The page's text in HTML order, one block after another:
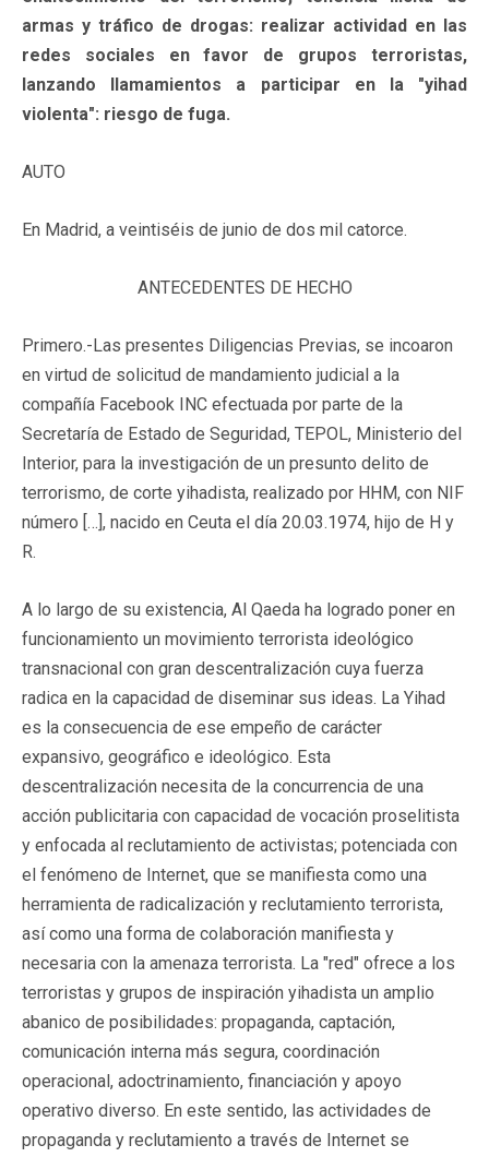
armas y tráfico de drogas: realizar actividad en las
redes sociales en favor de grupos terroristas,
lanzando llamamientos a participar en la "yihad
violenta": riesgo de fuga.
AUTO
En Madrid, a veintiséis de junio de dos mil catorce.
ANTECEDENTES DE HECHO
Primero.-Las presentes Diligencias Previas, se incoaron
en virtud de solicitud de mandamiento judicial a la
compañía Facebook INC efectuada por parte de la
Secretaría de Estado de Seguridad, TEPOL, Ministerio del
Interior, para la investigación de un presunto delito de
terrorismo, de corte yihadista, realizado por HHM, con NIF
número […], nacido en Ceuta el día 20.03.1974, hijo de H y
R.
A lo largo de su existencia, Al Qaeda ha logrado poner en
funcionamiento un movimiento terrorista ideológico
transnacional con gran descentralización cuya fuerza
radica en la capacidad de diseminar sus ideas. La Yihad
es la consecuencia de ese empeño de carácter
expansivo, geográfico e ideológico. Esta
descentralización necesita de la concurrencia de una
acción publicitaria con capacidad de vocación proselitista
y enfocada al reclutamiento de activistas; potenciada con
el fenómeno de Internet, que se manifiesta como una
herramienta de radicalización y reclutamiento terrorista,
así como una forma de colaboración manifiesta y
necesaria con la amenaza terrorista. La "red" ofrece a los
terroristas y grupos de inspiración yihadista un amplio
abanico de posibilidades: propaganda, captación,
comunicación interna más segura, coordinación
operacional, adoctrinamiento, financiación y apoyo
operativo diverso. En este sentido, las actividades de
propaganda y reclutamiento a través de Internet se